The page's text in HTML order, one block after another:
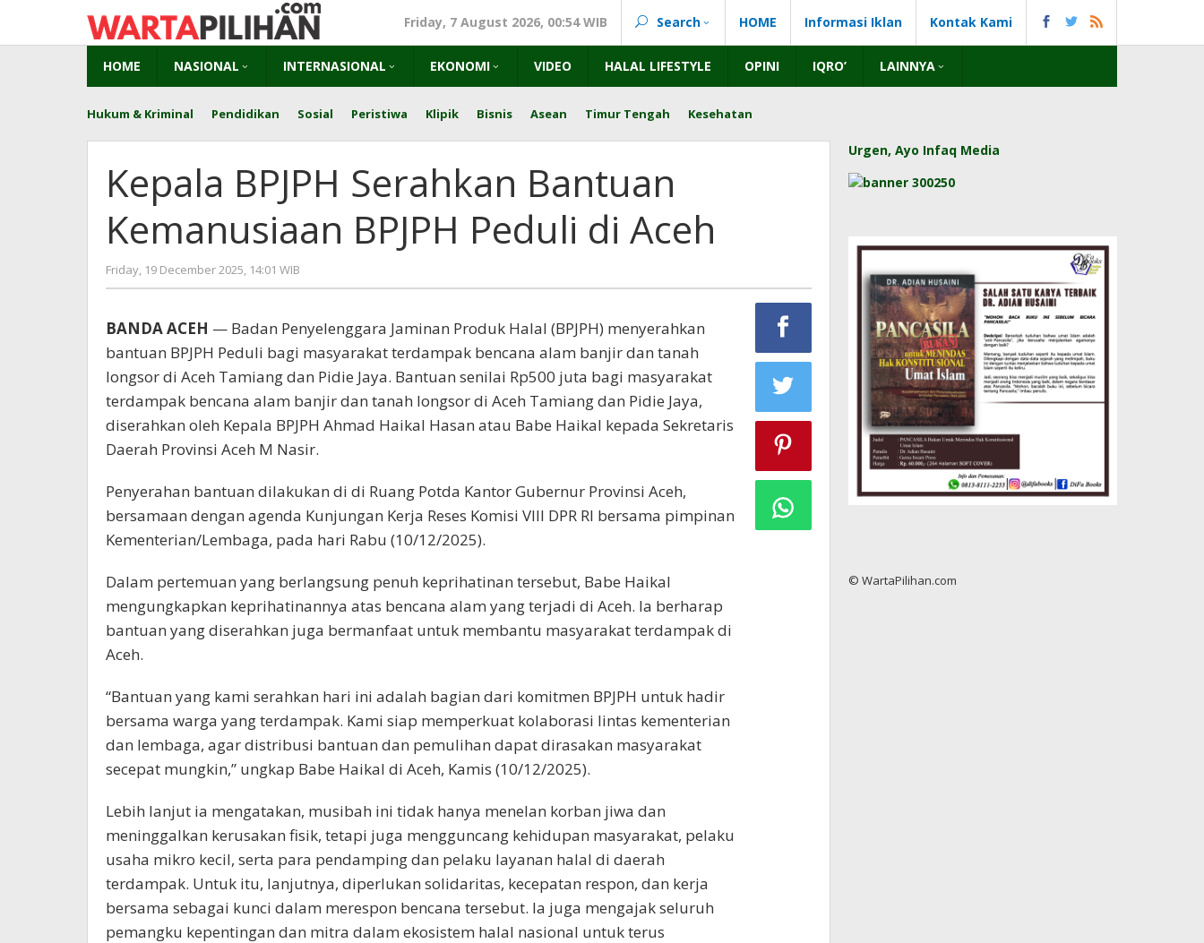
content
Friday, 7 August 2026, 00:54 WIB Search HOME Informasi Iklan Kontak Kami
HOME NASIONAL INTERNASIONAL EKONOMI VIDEO HALAL LIFESTYLE OPINI IQRO’ LAINNYA
Hukum & Kriminal Pendidikan Sosial Peristiwa Klipik Bisnis Asean Timur Tengah Kesehatan
Kepala BPJPH Serahkan Bantuan
Kemanusiaan BPJPH Peduli di Aceh
Friday, 19 December 2025, 14:01 WIB
Adi
BANDA ACEH — Badan Penyelenggara Jaminan Produk Halal (BPJPH) menyerahkan
bantuan BPJPH Peduli bagi masyarakat terdampak bencana alam banjir dan tanah
longsor di Aceh Tamiang dan Pidie Jaya. Bantuan senilai Rp500 juta bagi masyarakat
terdampak bencana alam banjir dan tanah longsor di Aceh Tamiang dan Pidie Jaya,
diserahkan oleh Kepala BPJPH Ahmad Haikal Hasan atau Babe Haikal kepada Sekretaris
Daerah Provinsi Aceh M Nasir.
Penyerahan bantuan dilakukan di di Ruang Potda Kantor Gubernur Provinsi Aceh,
bersamaan dengan agenda Kunjungan Kerja Reses Komisi VIII DPR RI bersama pimpinan
Kementerian/Lembaga, pada hari Rabu (10/12/2025).
Dalam pertemuan yang berlangsung penuh keprihatinan tersebut, Babe Haikal
mengungkapkan keprihatinannya atas bencana alam yang terjadi di Aceh. Ia berharap
bantuan yang diserahkan juga bermanfaat untuk membantu masyarakat terdampak di
Aceh.
“Bantuan yang kami serahkan hari ini adalah bagian dari komitmen BPJPH untuk hadir
bersama warga yang terdampak. Kami siap memperkuat kolaborasi lintas kementerian
dan lembaga, agar distribusi bantuan dan pemulihan dapat dirasakan masyarakat
secepat mungkin,” ungkap Babe Haikal di Aceh, Kamis (10/12/2025).
Lebih lanjut ia mengatakan, musibah ini tidak hanya menelan korban jiwa dan
meninggalkan kerusakan fisik, tetapi juga mengguncang kehidupan masyarakat, pelaku
usaha mikro kecil, serta para pendamping dan pelaku layanan halal di daerah
terdampak. Untuk itu, lanjutnya, diperlukan solidaritas, kecepatan respon, dan kerja
bersama sebagai kunci dalam merespon bencana tersebut. Ia juga mengajak seluruh
pemangku kepentingan dan mitra dalam ekosistem halal nasional untuk terus
Urgen, Ayo Infaq Media
© WartaPilihan.com